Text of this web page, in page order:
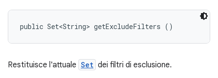
public Set<String> getExcludeFilters ()
Restituisce l'attuale Set dei filtri di esclusione.